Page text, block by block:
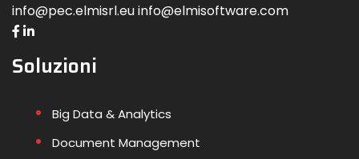
info@pec.elmisrl.eu info@elmisoftware.com
Soluzioni
Big Data & Analytics
Document Management